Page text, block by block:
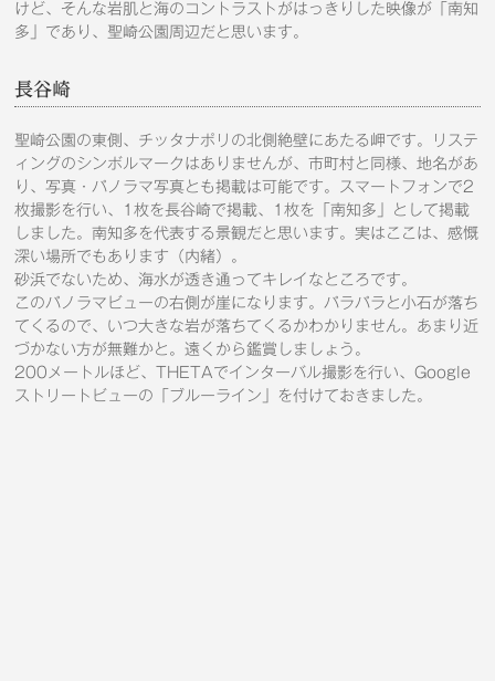
けど、そんな岩肌と海のコントラストがはっきりした映像が「南知
多」であり、聖崎公園周辺だと思います。
長谷崎
聖崎公園の東側、チッタナポリの北側絶壁にあたる岬です。リステ
ィングのシンボルマークはありませんが、市町村と同様、地名があ
り、写真・パノラマ写真とも掲載は可能です。スマートフォンで2
枚撮影を行い、1枚を長谷崎で掲載、1枚を「南知多」として掲載
しました。南知多を代表する景観だと思います。実はここは、感慨
深い場所でもあります（内緒）。
砂浜でないため、海水が透き通ってキレイなところです。
このパノラマビューの右側が崖になります。パラパラと小石が落ち
てくるので、いつ大きな岩が落ちてくるかわかりません。あまり近
づかない方が無難かと。遠くから鑑賞しましょう。
200メートルほど、THETAでインターバル撮影を行い、Google
ストリートビューの「ブルーライン」を付けておきました。